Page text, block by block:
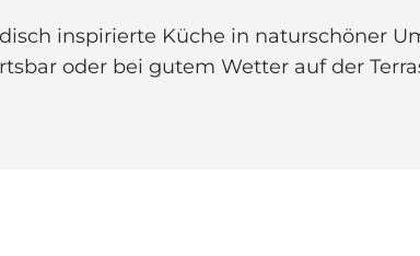
inspirierte Küche in naturschöner
oder bei gutem Wetter auf der